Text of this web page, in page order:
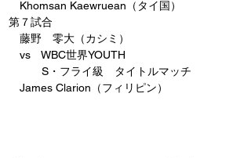
Khomsan Kaewruean（タイ国）
第７試合
藤野　零大（カシミ）
vs　WBC世界YOUTH
S・フライ級　タイトルマッチ
James Clarion（フィリピン）